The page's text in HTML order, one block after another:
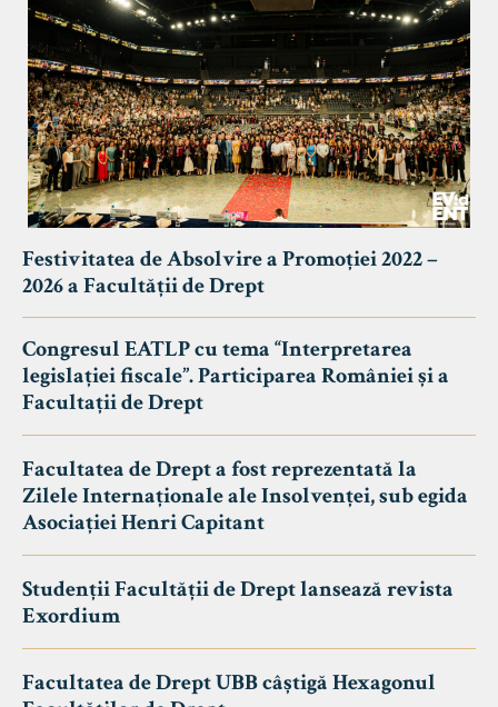
Festivitatea de Absolvire a Promoției 2022 –
2026 a Facultății de Drept
Congresul EATLP cu tema “Interpretarea
legislației fiscale”. Participarea României și a
Facultații de Drept
Facultatea de Drept a fost reprezentată la
Zilele Internaționale ale Insolvenței, sub egida
Asociației Henri Capitant
Studenții Facultății de Drept lansează revista
Exordium
Facultatea de Drept UBB câștigă Hexagonul